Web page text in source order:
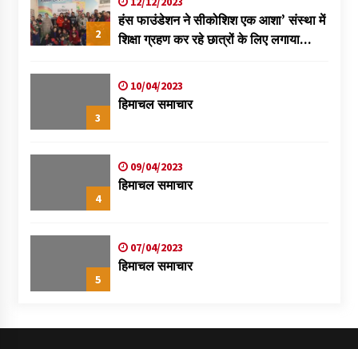
2
हंस फाउंडेशन ने सीकोशिश एक आशा’ संस्था में
शिक्षा ग्रहण कर रहे छात्रों के लिए लगाया
3
10/04/2023
हिमाचल समाचार
4
09/04/2023
हिमाचल समाचार
5
07/04/2023
हिमाचल समाचार